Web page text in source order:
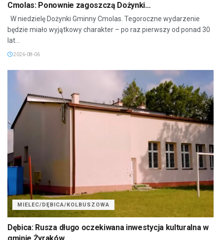
Cmolas: Ponownie zagoszczą Dożynki…
W niedzielę Dożynki Gminny Cmolas. Tegoroczne wydarzenie
będzie miało wyjątkowy charakter – po raz pierwszy od ponad 30
lat...
2026-08-06
MIELEC/DĘBICA/KOLBUSZOWA
Dębica: Rusza długo oczekiwana inwestycja kulturalna w